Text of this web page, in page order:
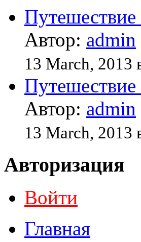
Автор: admin
13 March, 2013
Путешествие
Автор: admin
13 March, 2013
Авторизация
Войти
Главная